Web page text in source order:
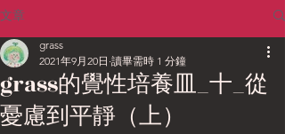
文章
grass的覺性培養皿_十_從
憂慮到平靜（上）
grass
2021年9月20日 讀畢需時 1 分鐘